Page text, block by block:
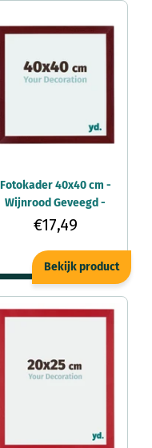
Fotokader 40x40 cm -
Wijnrood Geveegd -
MDF - Mura
€17,49
Bekijk product